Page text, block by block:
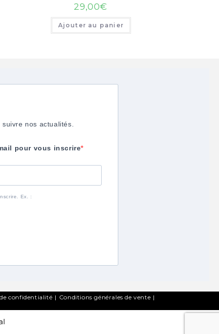
29,00€
Ajouter au panier
nos actualités.
pour vous inscrire
Ex. :
confidentialité Conditions générales de vente